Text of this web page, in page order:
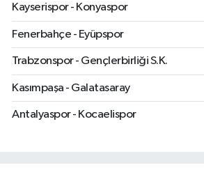
Kayserispor - Konyaspor
Fenerbahçe - Eyüpspor
Trabzonspor - Gençlerbirliği S.K.
Kasımpaşa - Galatasaray
Antalyaspor - Kocaelispor